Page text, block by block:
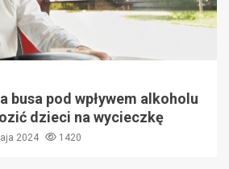
busa pod wpływem alkoholu
dzieci na wycieczkę
2024 1420